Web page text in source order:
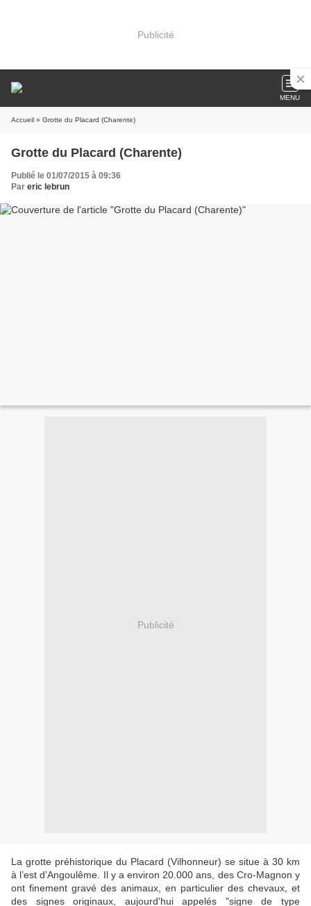
Publicité
MENU
Accueil » Grotte du Placard (Charente)
Grotte du Placard (Charente)
Publié le 01/07/2015 à 09:36
Par eric lebrun
Publicité
La grotte préhistorique du Placard (Vilhonneur) se situe à 30 km
à l’est d’Angoulême. Il y a environ 20.000 ans, des Cro-Magnon y
ont finement gravé des animaux, en particulier des chevaux, et
des signes originaux, aujourd'hui appelés "signe de type